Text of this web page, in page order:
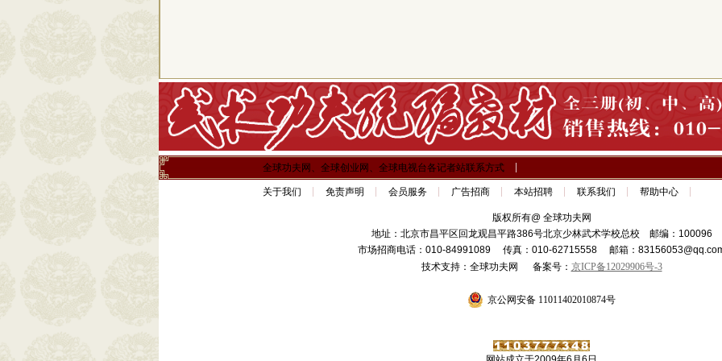
全球功夫网、全球创业网、全球电视台各记者站联系方式
关于我们 免责声明 会员服务 广告招商 本站招聘 联系我们 帮助中心
版权所有@ 全球功夫网
地址：北京市昌平区回龙观昌平路386号北京少林武术学校总校 邮编：100096
市场招商电话：010-84991089 传真：010-62715558 邮箱：
技术支持：全球功夫网 备案号： 京ICP备12029906号-3
京公网安备 11011402010874号